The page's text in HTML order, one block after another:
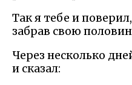
Так я тебе и
забрав свою
Через несколько
и сказал: